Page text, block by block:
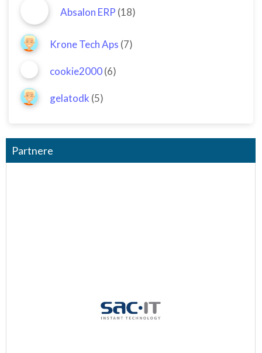
Absalon ERP (18)
Krone Tech Aps (7)
cookie2000(6)
gelatodk (5)
Partnere